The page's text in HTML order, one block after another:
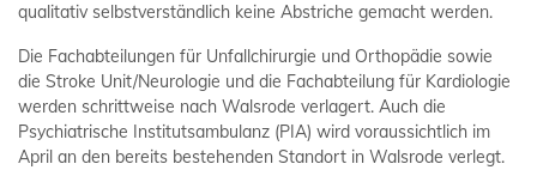
qualitativ selbstverständlich keine Abstriche gemacht werden.
Die Fachabteilungen für Unfallchirurgie und Orthopädie sowie
die Stroke Unit/Neurologie und die Fachabteilung für Kardiologie
werden schrittweise nach Walsrode verlagert. Auch die
Psychiatrische Institutsambulanz (PIA) wird voraussichtlich im
April an den bereits bestehenden Standort in Walsrode verlegt.